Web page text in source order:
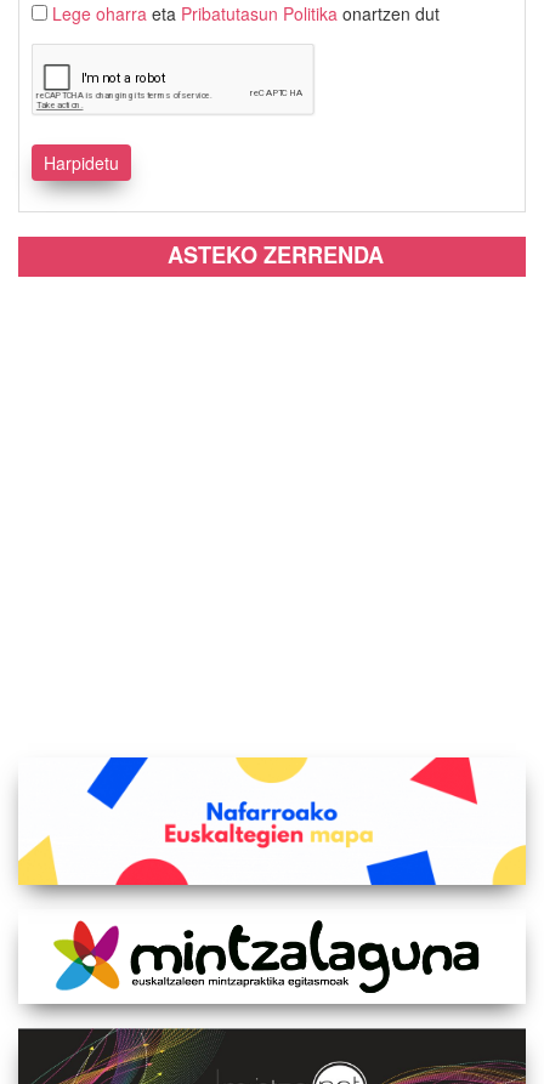
Lege oharra eta Pribatutasun Politika onartzen dut
ASTEKO ZERRENDA